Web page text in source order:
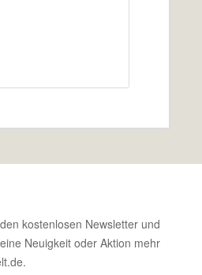
kostenlosen Newsletter und
Neuigkeit oder Aktion mehr